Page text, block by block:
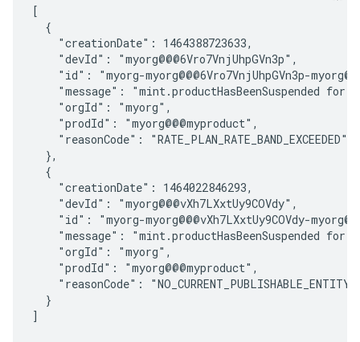
[
  {
    "creationDate": 1464388723633,
    "devId": "myorg@@@6Vro7VnjUhpGVn3p",
"id": "myorg-myorg@@@6Vro7VnjUhpGVn3p-
"message": "mint.productHasBeenSuspended for
    "orgId": "myorg",
    "prodId": "myorg@@@myproduct",
    "reasonCode": "RATE_PLAN_RATE_BAND_EXCEEDED"
  },
  {
    "creationDate": 1464022846293,
    "devId": "myorg@@@vXh7LXxtUy9COVdy",
"id": "myorg-myorg@@@vXh7LXxtUy9COVdy-
"message": "mint.productHasBeenSuspended for
    "orgId": "myorg",
    "prodId": "myorg@@@myproduct",
    "reasonCode": "NO_CURRENT_PUBLISHABLE_ENTITY"
  }